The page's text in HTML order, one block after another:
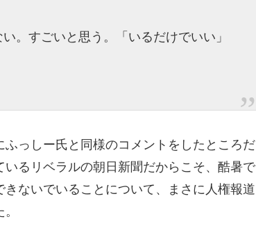
。すごいと思う。「いるだけでいい」
っしー氏と同様のコメントをしたところだ
るリベラルの朝日新聞だからこそ、酷暑で
ないでいることについて、まさに人権報道